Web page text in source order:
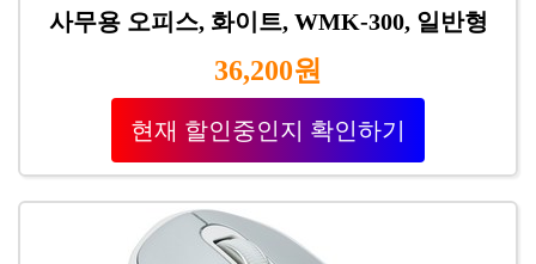
사무용 오피스, 화이트, WMK-300, 일반형
36,200원
현재 할인중인지 확인하기